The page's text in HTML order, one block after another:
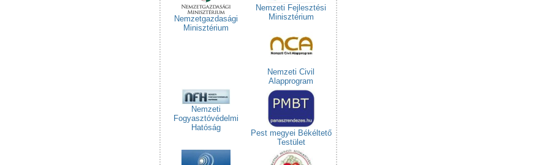
Nemzetgazdasági
Minisztérium
Nemzeti Fejlesztési
Minisztérium
Nemzeti Civil
Alapprogram
Nemzeti
Fogyasztóvédelmi
Hatóság
Pest megyei Békéltető
Testület